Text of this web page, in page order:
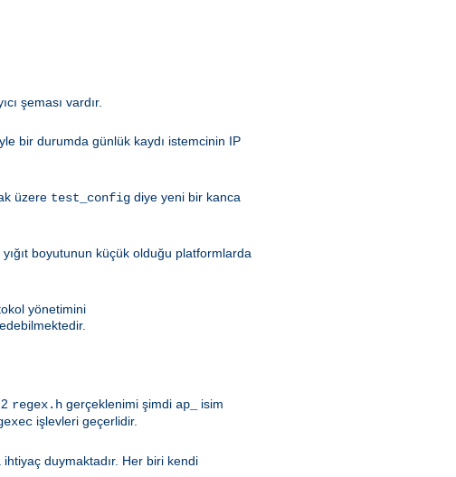
şeması vardır.
bir durumda günlük kaydı istemcinin IP
üzere test_config diye yeni bir kanca
boyutunun küçük olduğu platformlarda
yönetimini
regex.h gerçeklenimi şimdi ap_
isim
işlevleri geçerlidir.
duymaktadır. Her biri kendi